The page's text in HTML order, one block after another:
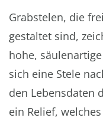
Grabstelen, die
gestaltet sind,
hohe,
sich eine Stele
den Lebensdaten
ein Relief,